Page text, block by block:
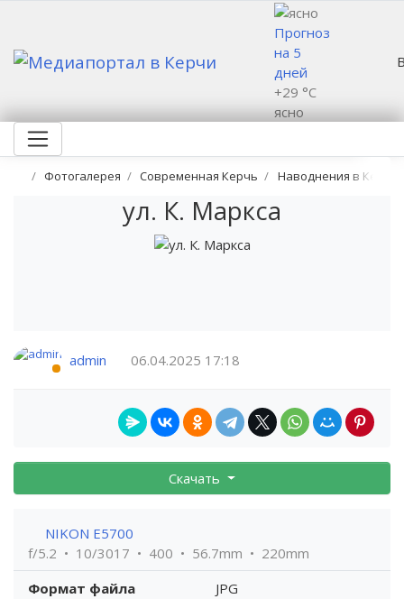
Прогноз
на 5
дней
+29 °C
ясно
Фотогалерея Современная Керчь Наводнения в Керчи
ул. К. Маркса
admin 06.04.2025 17:18
Скачать
NIKON E5700
f/5.2
10/3017 400 56.7mm
220mm
Формат файла
JPG